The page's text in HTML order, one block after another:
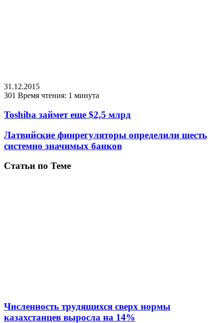
31.12.2015
301 Время чтения: 1 минута
Toshiba займет еще $2,5 млрд
Латвийские финрегуляторы определили шесть
системно значимых банков
Статьи по Теме
Численность трудящихся сверх нормы
казахстанцев выросла на 14%